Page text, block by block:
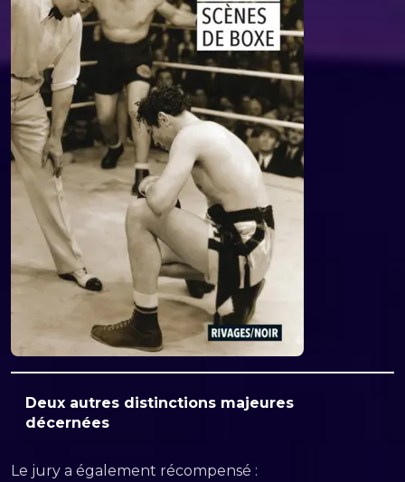
Deux autres distinctions majeures
décernées
Le jury a également récompensé :